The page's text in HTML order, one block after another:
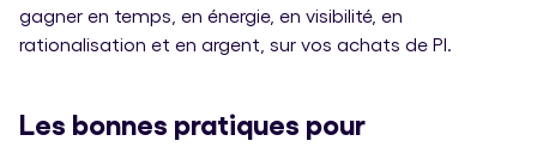
gagner en temps, en énergie, en visibilité, en
rationalisation et en argent, sur vos achats de PI.
Les bonnes pratiques pour